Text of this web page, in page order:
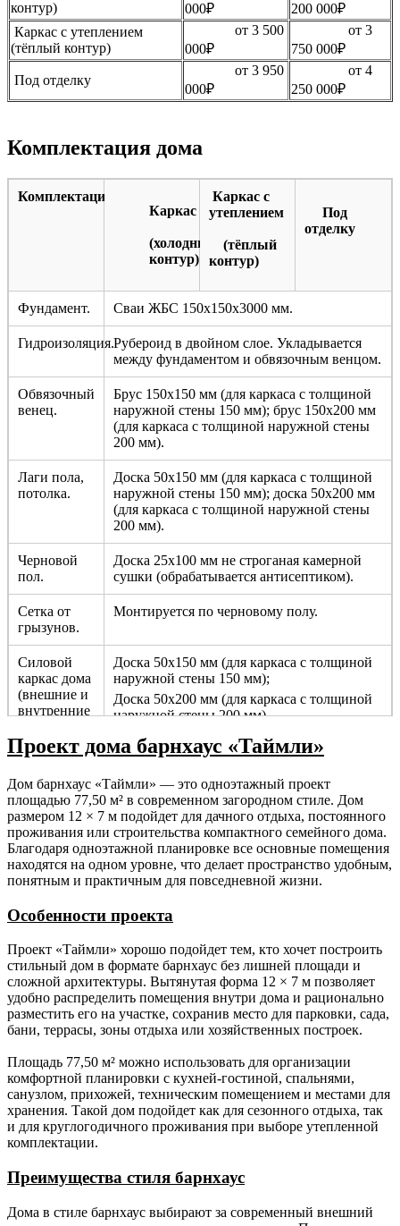
контур)
000₽
200 000₽
Каркас с утеплением
(тёплый контур)
от 3 500
000₽
от 3
750 000₽
Под отделку
от 3 950
000₽
от 4
250 000₽
Комплектация дома
Комплектация
Каркас
(холодный
контур)
Каркас с
утеплением
(тёплый
контур)
Под
отделку
Фундамент. Сваи ЖБС 150х150х3000 мм.
Гидроизоляция.Рубероид в двойном слое. Укладывается
между фундаментом и обвязочным венцом.
Обвязочный
венец.
Брус 150х150 мм (для каркаса с толщиной
наружной стены 150 мм); брус 150х200 мм
(для каркаса с толщиной наружной стены
200 мм).
Лаги пола,
потолка.
Доска 50х150 мм (для каркаса с толщиной
наружной стены 150 мм); доска 50х200 мм
(для каркаса с толщиной наружной стены
200 мм).
Черновой
пол.
Доска 25х100 мм не строганая камерной
сушки (обрабатывается антисептиком).
Сетка от
грызунов.
Монтируется по черновому полу.
Силовой
каркас дома
(внешние и
внутренние
стены).
Доска 50х150 мм (для каркаса с толщиной
наружной стены 150 мм);
Доска 50х200 мм (для каркаса с толщиной
наружной стены 200 мм).
Перегородки.
Брус 50х100 мм не строганный камерной
сушки с шагом 590 мм.
Ригель.
Брус 50х100 мм не строганный камерной
сушки.
Раскосы.
Брус 50х100 мм не строганный камерной
(наружные
стены,
фасады).
Стропильная
система.
Доска 50х150 мм (для каркаса с толщиной
наружной стены 150 мм);
наружной стены 200 мм).
Гидро-,
ветроизоляция.
Мембрана Ондутис АМ (или аналог), контр
обрешётка из бруска 50х50 мм.
Обрешётка.
мм.
Кровельное
Кликфальц.
Проект дома барнхаус «Таймли»
Дом барнхаус «Таймли» — это одноэтажный проект
площадью 77,50 м² в современном загородном стиле. Дом
размером 12 × 7 м подойдет для дачного отдыха, постоянного
проживания или строительства компактного семейного дома.
Благодаря одноэтажной планировке все основные помещения
находятся на одном уровне, что делает пространство удобным,
понятным и практичным для повседневной жизни.
Особенности проекта
Проект «Таймли» хорошо подойдет тем, кто хочет построить
стильный дом в формате барнхаус без лишней площади и
сложной архитектуры. Вытянутая форма 12 × 7 м позволяет
удобно распределить помещения внутри дома и рационально
разместить его на участке, сохранив место для парковки, сада,
бани, террасы, зоны отдыха или хозяйственных построек.
Площадь 77,50 м² можно использовать для организации
комфортной планировки с кухней-гостиной, спальнями,
санузлом, прихожей, техническим помещением и местами для
хранения. Такой дом подойдет как для сезонного отдыха, так
и для круглогодичного проживания при выборе утепленной
комплектации.
Преимущества стиля барнхаус
Дома в стиле барнхаус выбирают за современный внешний